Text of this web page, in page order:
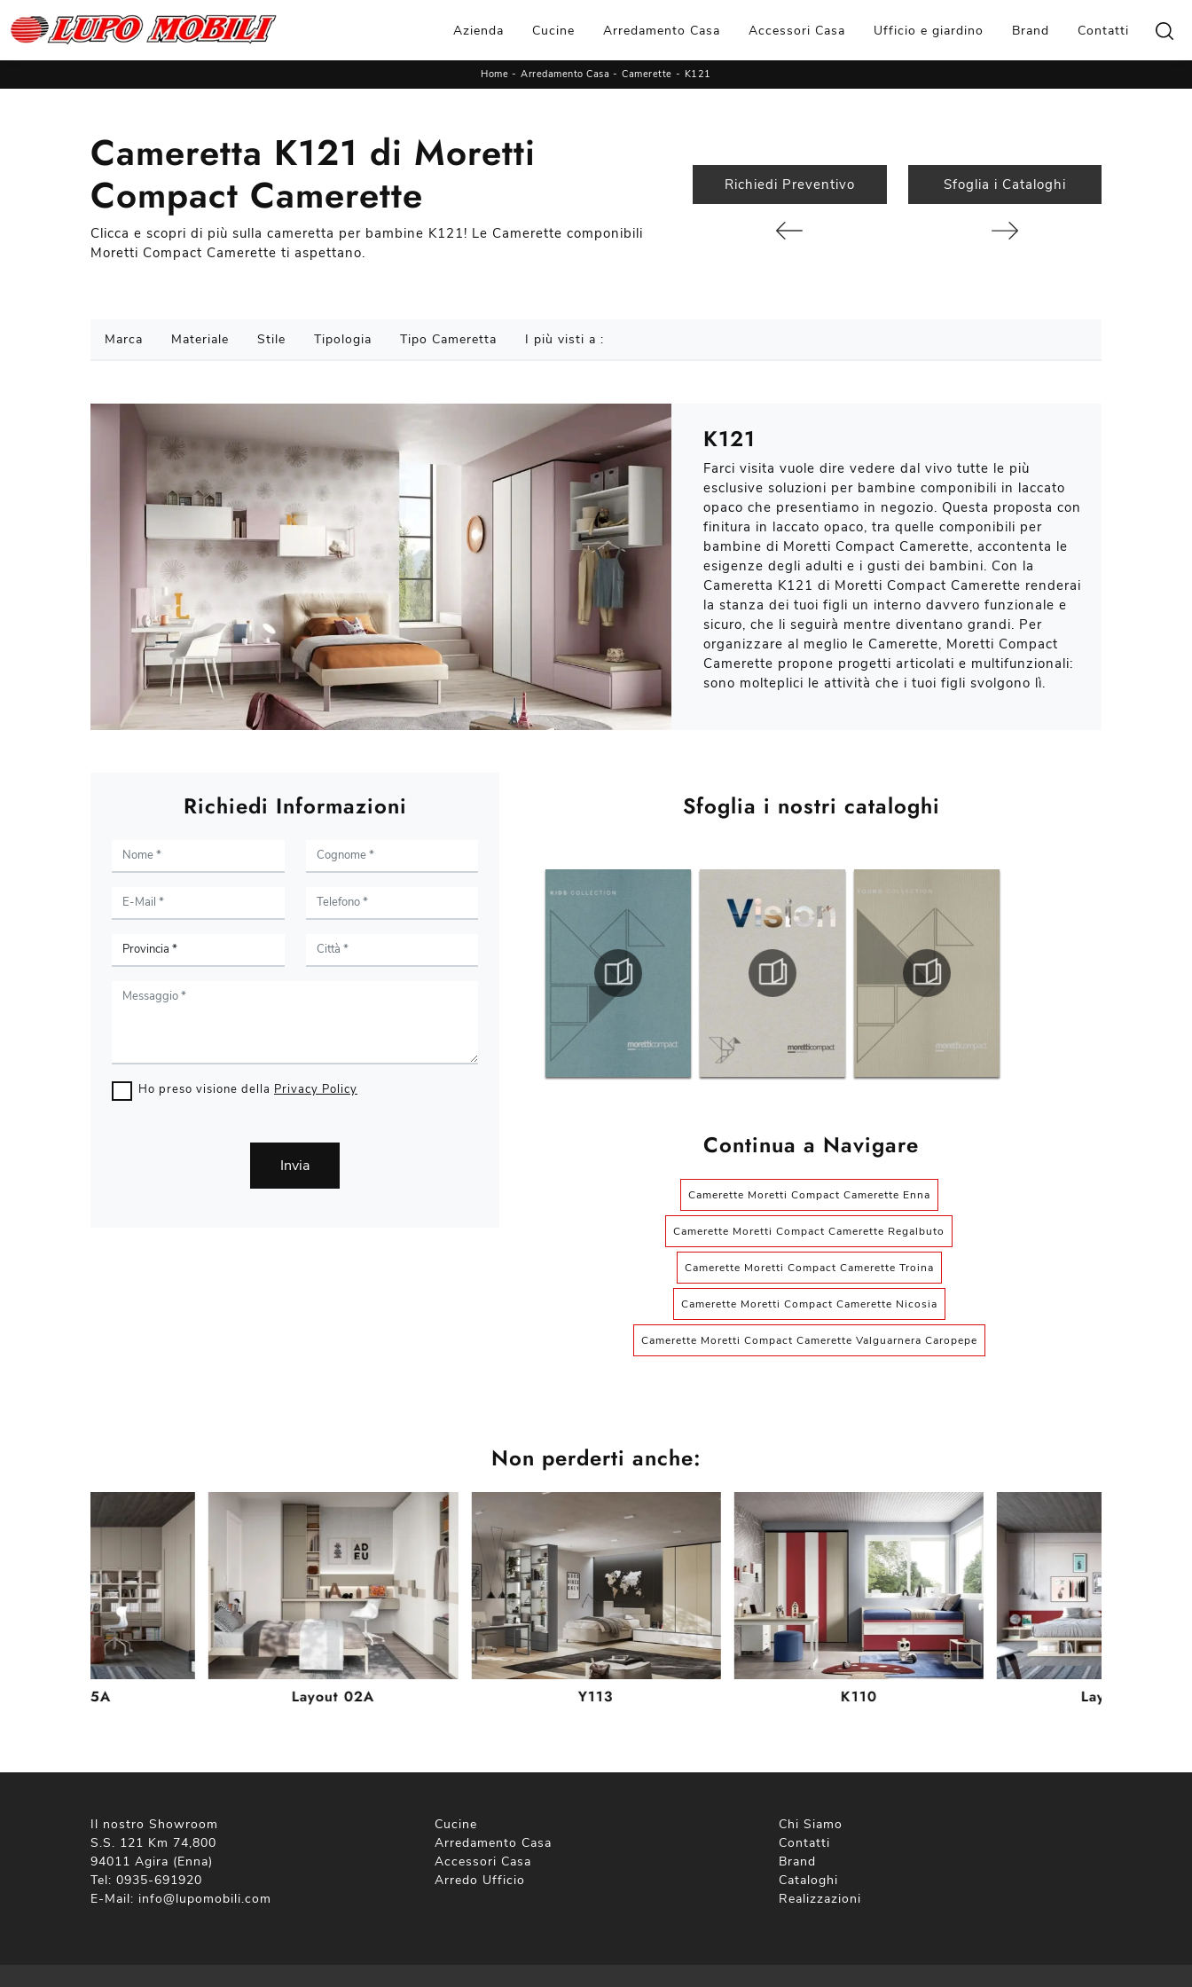
Azienda Cucine Arredamento Casa Accessori Casa Ufficio e giardino Brand Contatti
Home -Arredamento Casa -Camerette - K121
Cameretta K121 di Moretti
Compact Camerette
Clicca e scopri di più sulla cameretta per bambine K121! Le Camerette componibili
Moretti Compact Camerette ti aspettano.
Richiedi Preventivo Sfoglia i Cataloghi
Marca Materiale Stile Tipologia Tipo Cameretta I più visti a :
K121
Farci visita vuole dire vedere dal vivo tutte le più
esclusive soluzioni per bambine componibili in laccato
opaco che presentiamo in negozio. Questa proposta con
finitura in laccato opaco, tra quelle componibili per
bambine di Moretti Compact Camerette, accontenta le
esigenze degli adulti e i gusti dei bambini. Con la
Cameretta K121 di Moretti Compact Camerette renderai
la stanza dei tuoi figli un interno davvero funzionale e
sicuro, che li seguirà mentre diventano grandi. Per
organizzare al meglio le Camerette, Moretti Compact
Camerette propone progetti articolati e multifunzionali:
sono molteplici le attività che i tuoi figli svolgono lì.
Sfoglia i nostri cataloghi
Continua a Navigare
Camerette Moretti Compact Camerette Enna
Camerette Moretti Compact Camerette Regalbuto
Camerette Moretti Compact Camerette Troina
Camerette Moretti Compact Camerette Nicosia
Camerette Moretti Compact Camerette Valguarnera Caropepe
Richiedi Informazioni
Ho preso visione della Privacy Policy
Invia
Non perderti anche:
Layout 15A Layout 02A Y113 K110 Layout 15A
Il nostro Showroom
S.S. 121 Km 74,800
94011 Agira (Enna)
Tel: 0935-691920
E-Mail: info@lupomobili.com
Cucine
Arredamento Casa
Accessori Casa
Arredo Ufficio
Chi Siamo
Contatti
Brand
Cataloghi
Realizzazioni